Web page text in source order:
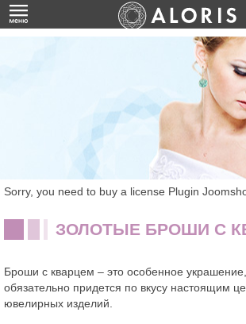
Sorry, you need to buy a license Plugin
ЗОЛОТЫЕ БРОШИ С
Броши с кварцем – это особенное
обязательно придется по вкусу настоящим
ювелирных изделий.